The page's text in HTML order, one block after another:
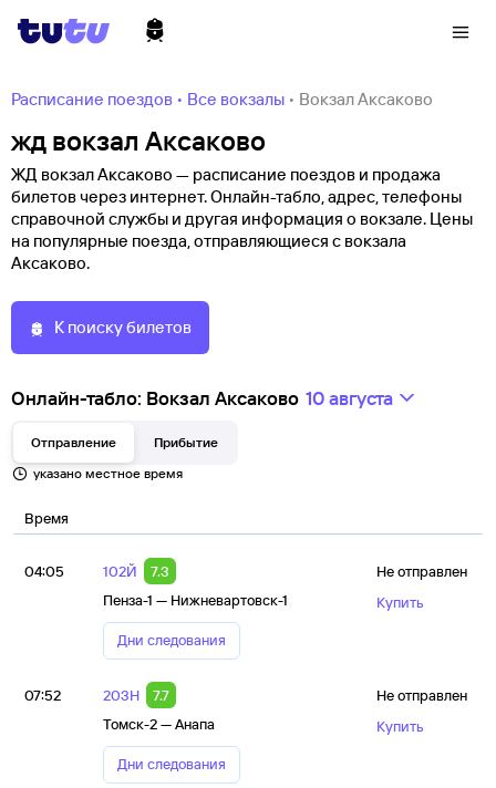
Расписание поездов • Все вокзалы • Вокзал Аксаково
жд вокзал Аксаково
ЖД вокзал Аксаково — расписание поездов и продажа
билетов через интернет. Онлайн-табло, адрес, телефоны
справочной службы и другая информация о вокзале. Цены
на популярные поезда, отправляющиеся с вокзала
Аксаково.
К поиску билетов
Онлайн-табло: Вокзал Аксаково 10 августа
Отправление
Прибытие
указано местное время
Время
04:05 102Й
7.3
Пенза-1 — Нижневартовск-1
Дни следования
Не отправлен
Купить
07:52 203Н
7.7
Томск-2 — Анапа
Дни следования
Не отправлен
Купить